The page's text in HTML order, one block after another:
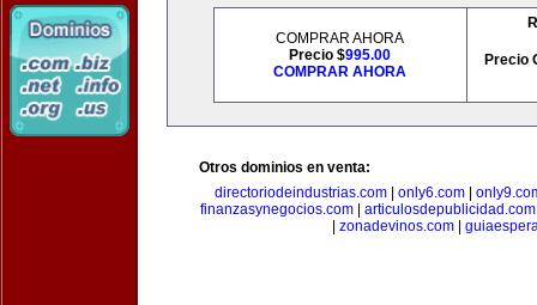
COMPRAR AHORA
Precio $995.00
COMPRAR AHORA
Precio
Otros dominios en venta:
directoriodeindustrias.com| only6.com|
finanzasynegocios.com| articulosdepublicidad.com
zonadevinos.com|